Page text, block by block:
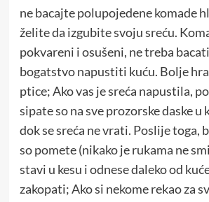
ne bacajte polupojedene komade
želite da izgubite svoju sreću.
pokvareni i osušeni, ne treba
bogatstvo napustiti kuću. Bolje
ptice; Ako vas je sreća napustila,
sipate so na sve prozorske daske u
dok se sreća ne vrati. Poslije toga,
so pomete (nikako je rukama ne
stavi u kesu i odnese daleko od
zakopati; Ako si nekome rekao za